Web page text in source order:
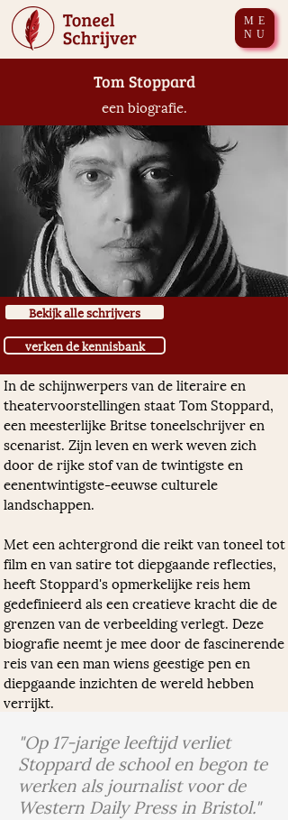
ME
NU
Tom Stoppard
een biografie.
Bekijk alle schrijvers
verken de kennisbank
In de schijnwerpers van de literaire en
theatervoorstellingen staat Tom Stoppard,
een meesterlijke Britse toneelschrijver en
scenarist. Zijn leven en werk weven zich
door de rijke stof van de twintigste en
eenentwintigste-eeuwse culturele
landschappen.
Met een achtergrond die reikt van toneel tot
film en van satire tot diepgaande reflecties,
heeft Stoppard's opmerkelijke reis hem
gedefinieerd als een creatieve kracht die de
grenzen van de verbeelding verlegt. Deze
biografie neemt je mee door de fascinerende
reis van een man wiens geestige pen en
diepgaande inzichten de wereld hebben
verrijkt.
"Op 17-jarige leeftijd verliet
Stoppard de school en begon te
werken als journalist voor de
Western Daily Press in Bristol."